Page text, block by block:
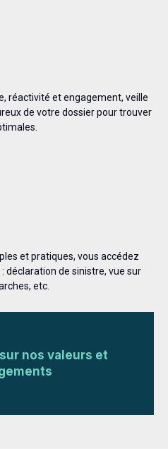
réactivité et engagement, veille
de votre dossier pour trouver
et pratiques, vous accédez
de sinistre, vue sur
etc.
nos valeurs et